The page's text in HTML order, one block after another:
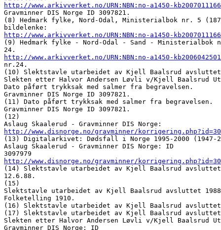
http://www.arkivverket.no/URN:NBN:no-a1450-
Gravminner DIS Norge ID 3097821.
(8) Hedmark fylke, Nord-Odal, Ministerialbok nr. 5
http://www.arkivverket.no/URN:NBN:no-a1450-
(9) Hedmark fylke - Nord-Odal - Sand -
http://www.arkivverket.no/URN:NBN:no-a1450-
nr.24.
(10) Slektstavle utarbeidet av Kjell Baalsrud
Slekten etter Halvor Andersen Løvli v/Kjell Baalsrud
Dato påført trykksak med salmer fra begravelsen.
Gravminner DIS Norge ID 3097821.
(11) Dato påført trykksak med salmer fra begravelsen.
Gravminner DIS Norge ID 3097821.
(12)
http://www.disnorge.no/gravminner/
(13) Digitalarkivet: Dødsfall i Norge 1995-2000 (1947-
Aslaug Skaalerud - Gravminner DIS Norge: ID
http://www.disnorge.no/gravminner/
(14) Slektstavle utarbeidet av Kjell Baalsrud
12.6.88.
(15)
Slektstavle utarbeidet av Kjell Baalsrud avsluttet 1988
Folketelling 1910.
(16) Slektstavle utarbeidet av Kjell Baalsrud
(17) Slektstavle utarbeidet av Kjell Baalsrud
Slekten etter Halvor Andersen Løvli v/Kjell Baalsrud
Gravminner DIS Norge: ID